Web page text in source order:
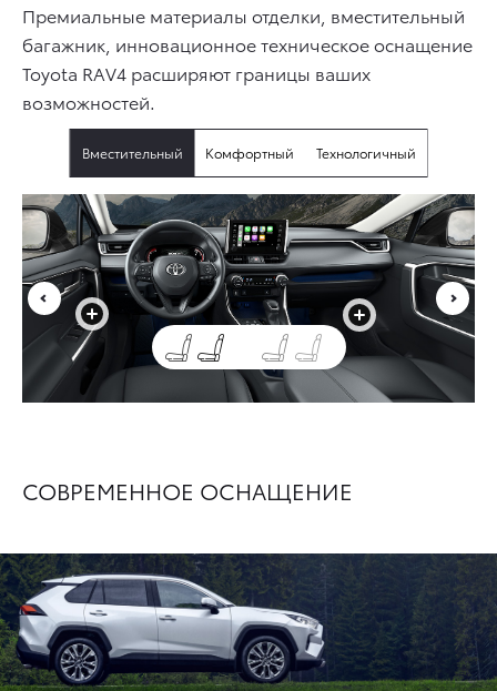
Премиальные материалы отделки, вместительный
багажник, инновационное техническое оснащение
Toyota RAV4 расширяют границы ваших
возможностей.
Вместительный Комфортный Технологичный
+ +
СОВРЕМЕННОЕ ОСНАЩЕНИЕ